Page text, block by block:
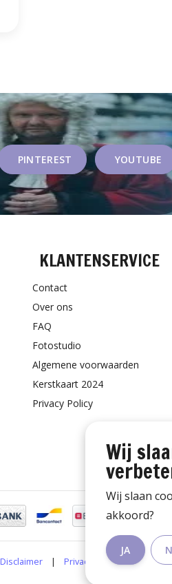
PINTEREST YOUTUBE
KLANTENSERVICE
Contact
Over ons
FAQ
Fotostudio
Algemene voorwaarden
Kerstkaart 2024
Privacy Policy
Disclaimer | Privacy Policy RSS
Wij
Wij slaan
akkoord?
JA